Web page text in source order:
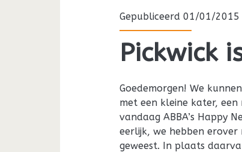
Gepubliceerd 01/01/
Pickwick
Goedemorgen! We
met een kleine kater,
vandaag ABBA’s Happy
eerlijk, we hebben
geweest. In plaats